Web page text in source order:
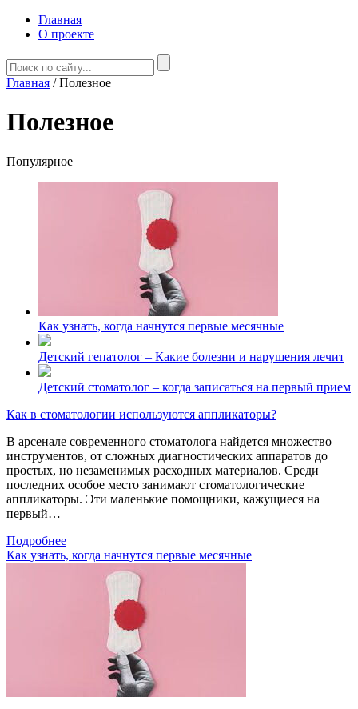
Главная
О проекте
Главная /Полезное
Полезное
Популярное
Как узнать, когда начнутся первые месячные
Детский гепатолог – Какие болезни и нарушения лечит
Детский стоматолог – когда записаться на первый прием
Как в стоматологии используются аппликаторы?
В арсенале современного стоматолога найдется множество
инструментов, от сложных диагностических аппаратов до
простых, но незаменимых расходных материалов. Среди
последних особое место занимают стоматологические
аппликаторы. Эти маленькие помощники, кажущиеся на
первый…
Подробнее
Как узнать, когда начнутся первые месячные